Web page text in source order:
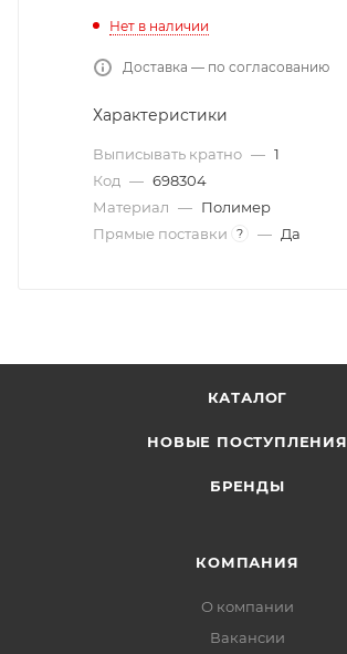
Нет в наличии
Доставка — по согласованию
Характеристики
Выписывать кратно — 1
Код — 698304
Материал — Полимер
Прямые поставки
? — Да
КАТАЛОГ
НОВЫЕ ПОСТУПЛЕНИЯ
БРЕНДЫ
КОМПАНИЯ
О компании
Вакансии